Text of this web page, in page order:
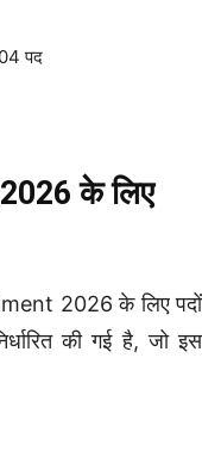
04 पद
2026 के लिए
2026 के लिए पदों
की गई है, जो इस